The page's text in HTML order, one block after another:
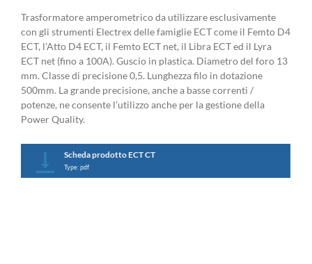
Trasformatore amperometrico da utilizzare esclusivamente
con gli strumenti Electrex delle famiglie ECT come il Femto D4
ECT, l’Atto D4 ECT, il Femto ECT net, il Libra ECT ed il Lyra
ECT net (fino a 100A). Guscio in plastica. Diametro del foro 13
mm. Classe di precisione 0,5. Lunghezza filo in dotazione
500mm. La grande precisione, anche a basse correnti /
potenze, ne consente l’utilizzo anche per la gestione della
Power Quality.
Scheda prodotto ECT CT
Type: pdf